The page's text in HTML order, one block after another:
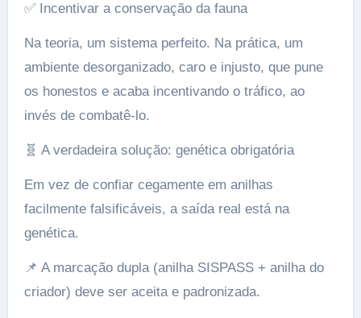
✅ Incentivar a conservação da fauna
Na teoria, um sistema perfeito. Na prática, um
ambiente desorganizado, caro e injusto, que pune
os honestos e acaba incentivando o tráfico, ao
invés de combatê-lo.
🧬 A verdadeira solução: genética obrigatória
Em vez de confiar cegamente em anilhas
facilmente falsificáveis, a saída real está na
genética.
📌 A marcação dupla (anilha SISPASS + anilha do
criador) deve ser aceita e padronizada.